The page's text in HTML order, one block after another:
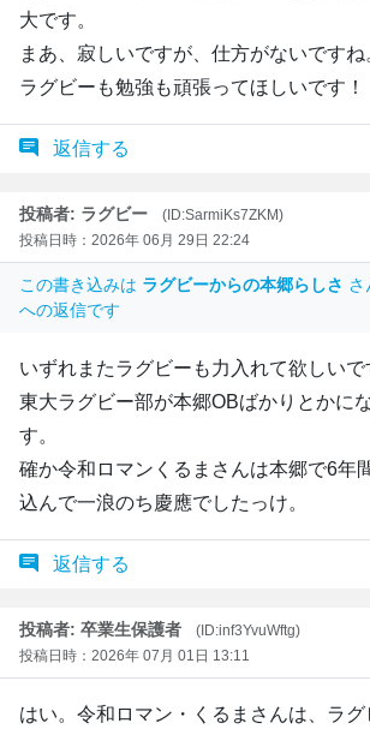
大です。
まあ、寂しいですが、仕方がないですね
ラグビーも勉強も頑張ってほしいです！
返信する
投稿者: ラグビー
(ID:SarmiKs7ZKM)
投稿日時：2026年 06月 29日 22:24
この書き込みは ラグビーからの本郷らしさ さ
への返信です
いずれまたラグビーも力入れて欲しいで
東大ラグビー部が本郷OBばかりとかに
す。
確か令和ロマンくるまさんは本郷で6年
込んで一浪のち慶應でしたっけ。
返信する
投稿者: 卒業生保護者
(ID:inf3YvuWftg)
投稿日時：2026年 07月 01日 13:11
はい。令和ロマン・くるまさんは、ラ